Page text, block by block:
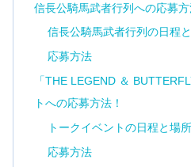
信長公騎馬武者行列への応募方
信長公騎馬武者行列の日程
応募方法
「THE LEGEND ＆
トへの応募方法！
トークイベントの日程と場所
応募方法